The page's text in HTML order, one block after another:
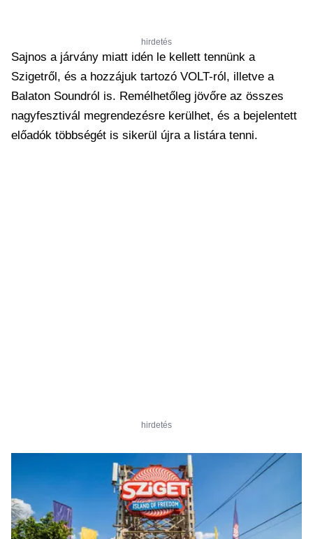
hirdetés
Sajnos a járvány miatt idén le kellett tennünk a
Szigetről, és a hozzájuk tartozó VOLT-ról, illetve a
Balaton Soundról is. Remélhetőleg jövőre az összes
nagyfesztivál megrendezésre kerülhet, és a bejelentett
előadók többségét is sikerül újra a listára tenni.
hirdetés